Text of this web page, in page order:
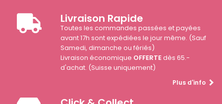
Livraison Rapide
Toutes les commandes passées et payées
avant 17h sont expédiées le jour même. (Sauf
Samedi, dimanche ou fériés)
Livraison économique OFFERTEdès 65.-
d'achat. (Suisse uniquement)
Plus d'info